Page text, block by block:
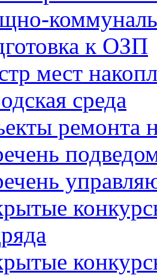
к ОЗП
мест
среда
ремонта